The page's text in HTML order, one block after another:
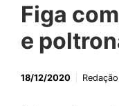
Figa
e
18/12/2020 Redação